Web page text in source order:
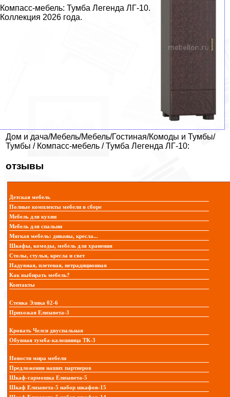
Компасс-мебель: Тумба Легенда ЛГ-10.
Коллекция 2026 года.
Дом и дача/Мебель/Мебель/Гостиная/Комоды и Тумбы/
Тумбы / Компасс-мебель / Тумба Легенда ЛГ-10:
отзывы
Детская мебель
Полные комплекты мебели в сборе
Мебель для кухни
Мебель для спальни
Мягкая мебель: диваны, кресла...
Шкафы, комоды, мебель для хранения
Столы, стулья, кресла и свет
Надувная, плетеная, нетрадиционная
Как выбирать мебель?
Контакты
Стенка Элика 02-6
Прихожая Елизавета-3
Кровать Челси двуспальная
Обувная тумба-калошница ТК-3
Новости мира мебели
Предложения наших партнеров
Шкаф-гармошка Елизавета-5
Шкаф Елизавета-5 набор шкафов-15